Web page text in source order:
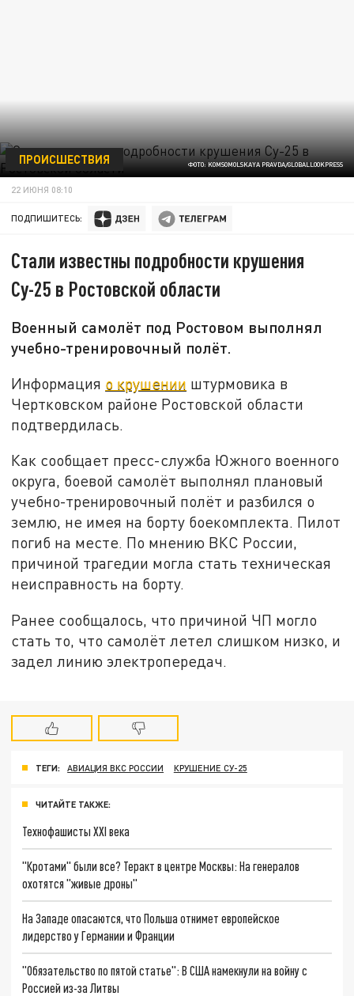
ФОТО: KOMSOMOLSKAYA PRAVDA/GLOBALLOOKPRESS
ПРОИСШЕСТВИЯ
22 ИЮНЯ 08:10
ПОДПИШИТЕСЬ:
Стали известны подробности крушения
Су-25 в Ростовской области
Военный самолёт под Ростовом выполнял
учебно-тренировочный полёт.
Информация о крушении штурмовика в
Чертковском районе Ростовской области
подтвердилась.
Как сообщает пресс-служба Южного военного
округа, боевой самолёт выполнял плановый
учебно-тренировочный полёт и разбился о
землю, не имея на борту боекомплекта. Пилот
погиб на месте. По мнению ВКС России,
причиной трагедии могла стать техническая
неисправность на борту.
Ранее сообщалось, что причиной ЧП могло
стать то, что самолёт летел слишком низко, и
задел линию электропередач.
ТЕГИ: АВИАЦИЯ ВКС РОССИИ КРУШЕНИЕ СУ-25
ЧИТАЙТЕ ТАКЖЕ:
Технофашисты XXI века
"Кротами" были все? Теракт в центре Москвы: На генералов
охотятся "живые дроны"
На Западе опасаются, что Польша отнимет европейское
лидерство у Германии и Франции
"Обязательство по пятой статье": В США намекнули на войну с
Россией из-за Литвы